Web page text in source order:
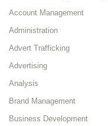
Account Management
Administration
Advert Trafficking
Advertising
Analysis
Brand Management
Business Development